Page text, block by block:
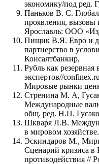
экономику/под ред.
Паньков В. С.
проявления, вызовы
Ярославль: ООО
Пищик В.Я. Евро и
партнерство в
Консалтбанкир,
Рубль как
экспертов//
Мировые рынки
Стренина М. А,
Международные
общ. ред. Н.П.
Шкваря Л.В.
в мировом
Эскиндаров М.,
Сценарий кризиса в
противодействия //